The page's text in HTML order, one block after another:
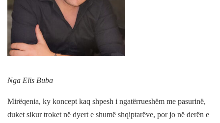
Nga Elis Buba
Mirëqenia, ky koncept kaq shpesh i ngatërrueshëm me pasurinë,
duket sikur troket në dyert e shumë shqiptarëve, por jo në derën e